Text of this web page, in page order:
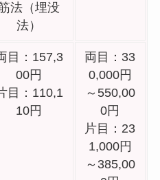
法（埋没
法）
目：157,3
00円
目：110,1
10円
両目：33
0,000円
～550,00
0円
片目：23
1,000円
～385,00